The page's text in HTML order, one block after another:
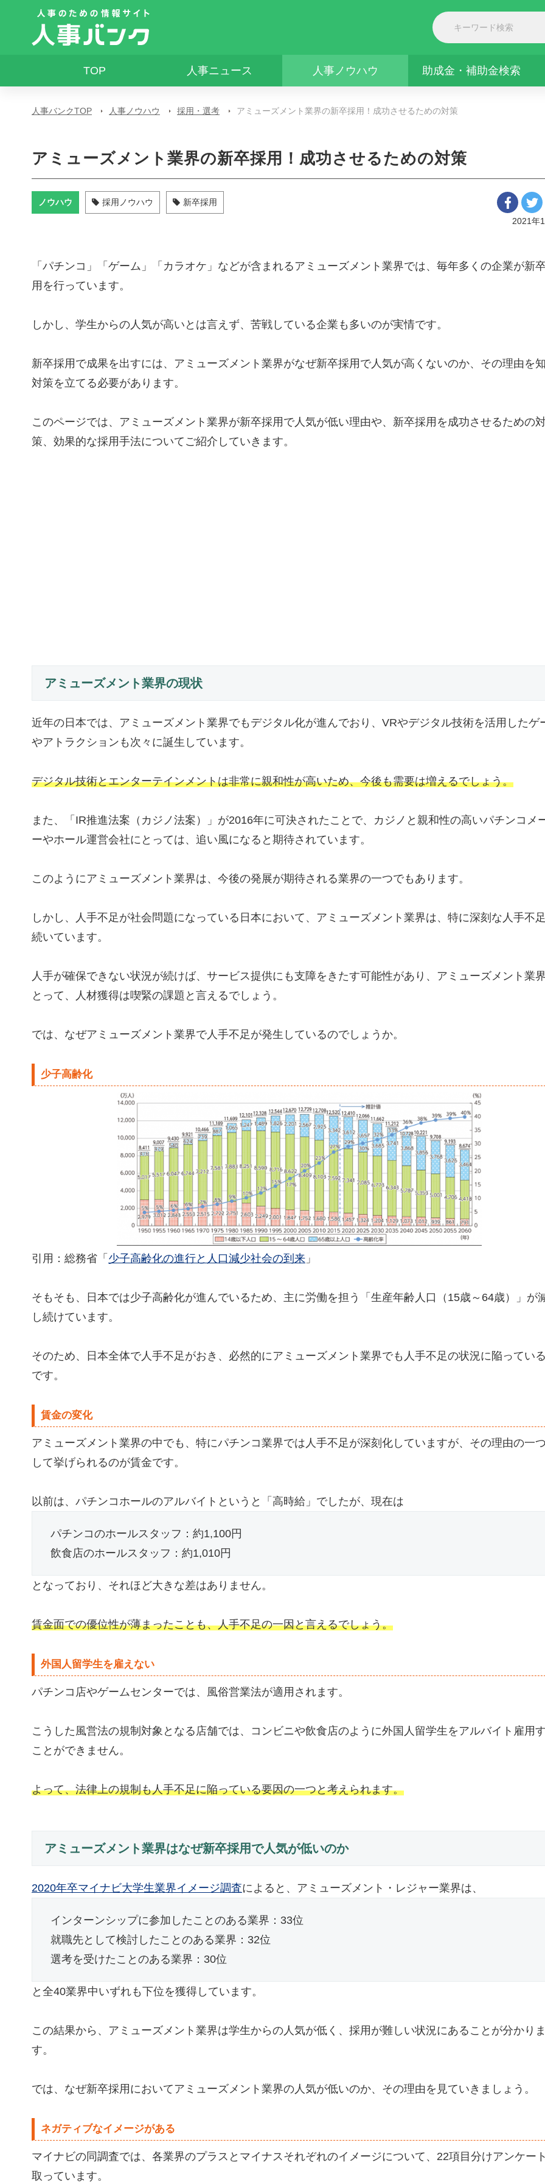
TOP 人事ニュース 人事ノウハウ 助成金・補助金検索
人事バンクTOP 人事ノウハウ 採用・選考 アミューズメント業界の新卒採用！成功させるための対策
アミューズメント業界の新卒採用！成功させるための対策
ノウハウ 採用ノウハウ
新卒採用
2021年
「パチンコ」「ゲーム」「カラオケ」などが含まれるアミューズメント業界では、毎年多くの企業が新
用を行っています。
しかし、学生からの人気が高いとは言えず、苦戦している企業も多いのが実情です。
新卒採用で成果を出すには、アミューズメント業界がなぜ新卒採用で人気が高くないのか、その理由を
対策を立てる必要があります。
このページでは、アミューズメント業界が新卒採用で人気が低い理由や、新卒採用を成功させるための
策、効果的な採用手法についてご紹介していきます。
アミューズメント業界の現状
近年の日本では、アミューズメント業界でもデジタル化が進んでおり、VRやデジタル技術を活用したゲ
やアトラクションも次々に誕生しています。
デジタル技術とエンターテインメントは非常に親和性が高いため、今後も需要は増えるでしょう。
また、「IR推進法案（カジノ法案）」が2016年に可決されたことで、カジノと親和性の高いパチンコメ
ーやホール運営会社にとっては、追い風になると期待されています。
このようにアミューズメント業界は、今後の発展が期待される業界の一つでもあります。
しかし、人手不足が社会問題になっている日本において、アミューズメント業界は、特に深刻な人手不
続いています。
人手が確保できない状況が続けば、サービス提供にも支障をきたす可能性があり、アミューズメント業
とって、人材獲得は喫緊の課題と言えるでしょう。
では、なぜアミューズメント業界で人手不足が発生しているのでしょうか。
少子高齢化
引用：総務省「 少子高齢化の進行と人口減少社会の到来 」
そもそも、日本では少子高齢化が進んでいるため、主に労働を担う「生産年齢人口（15歳～64歳）」が
し続けています。
そのため、日本全体で人手不足がおき、必然的にアミューズメント業界でも人手不足の状況に陥ってい
です。
賃金の変化
アミューズメント業界の中でも、特にパチンコ業界では人手不足が深刻化していますが、その理由の一
して挙げられるのが賃金です。
以前は、パチンコホールのアルバイトというと「高時給」でしたが、現在は
パチンコのホールスタッフ：約1,100円
飲食店のホールスタッフ：約1,010円
となっており、それほど大きな差はありません。
賃金面での優位性が薄まったことも、人手不足の一因と言えるでしょう。
外国人留学生を雇えない
パチンコ店やゲームセンターでは、風俗営業法が適用されます。
こうした風営法の規制対象となる店舗では、コンビニや飲食店のように外国人留学生をアルバイト雇用
ことができません。
よって、法律上の規制も人手不足に陥っている要因の一つと考えられます。
アミューズメント業界はなぜ新卒採用で人気が低いのか
2020年卒マイナビ大学生業界イメージ調査によると、アミューズメント・レジャー業界は、
インターンシップに参加したことのある業界：33位
就職先として検討したことのある業界：32位
選考を受けたことのある業界：30位
と全40業界中いずれも下位を獲得しています。
この結果から、アミューズメント業界は学生からの人気が低く、採用が難しい状況にあることが分かり
す。
では、なぜ新卒採用においてアミューズメント業界の人気が低いのか、その理由を見ていきましょう。
ネガティブなイメージがある
マイナビの同調査では、各業界のプラスとマイナスそれぞれのイメージについて、22項目分けアンケー
取っています。